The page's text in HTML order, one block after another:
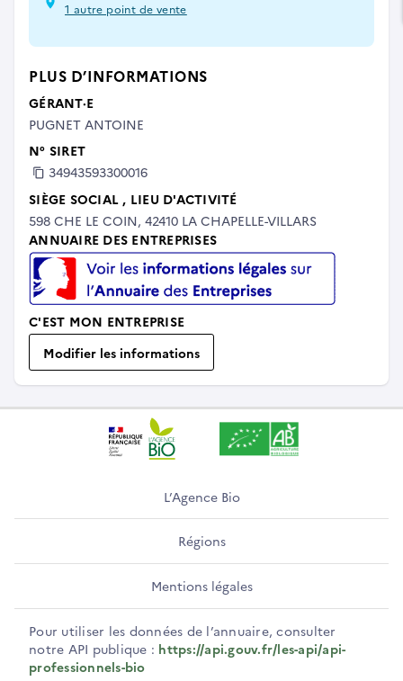
1 autre point de vente
PLUS D’INFORMATIONS
GÉRANT·E
PUGNET ANTOINE
N° SIRET
34943593300016
SIÈGE SOCIAL , LIEU D'ACTIVITÉ
598 CHE LE COIN, 42410 LA CHAPELLE-VILLARS
ANNUAIRE DES ENTREPRISES
C'EST MON ENTREPRISE
Modifier les informations
L’Agence Bio
Régions
Mentions légales
Pour utiliser les données de l’annuaire, consulter
notre API publique : https://api.gouv.fr/les-api/api-
professionnels-bio